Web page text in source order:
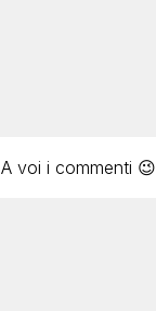
A voi i commenti 😉